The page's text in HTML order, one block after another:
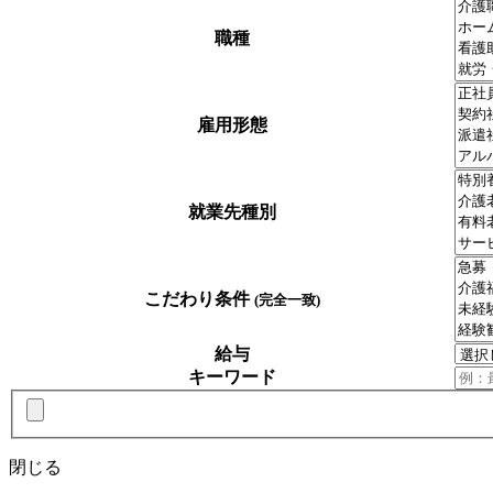
職種
雇用形態
就業先種別
こだわり条件 (完全一致)
給与
キーワード
閉じる